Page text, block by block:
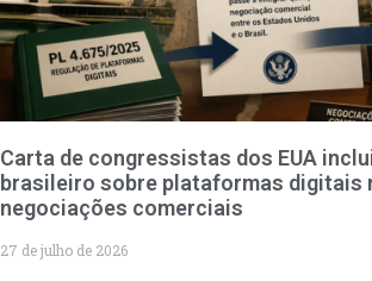
Carta de congressistas dos EUA
brasileiro sobre plataformas digitais
negociações comerciais
27 de julho de 2026